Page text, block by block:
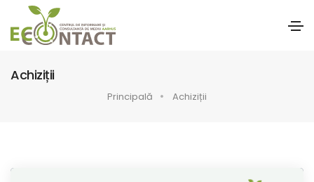
Achiziții
Principală Achiziții